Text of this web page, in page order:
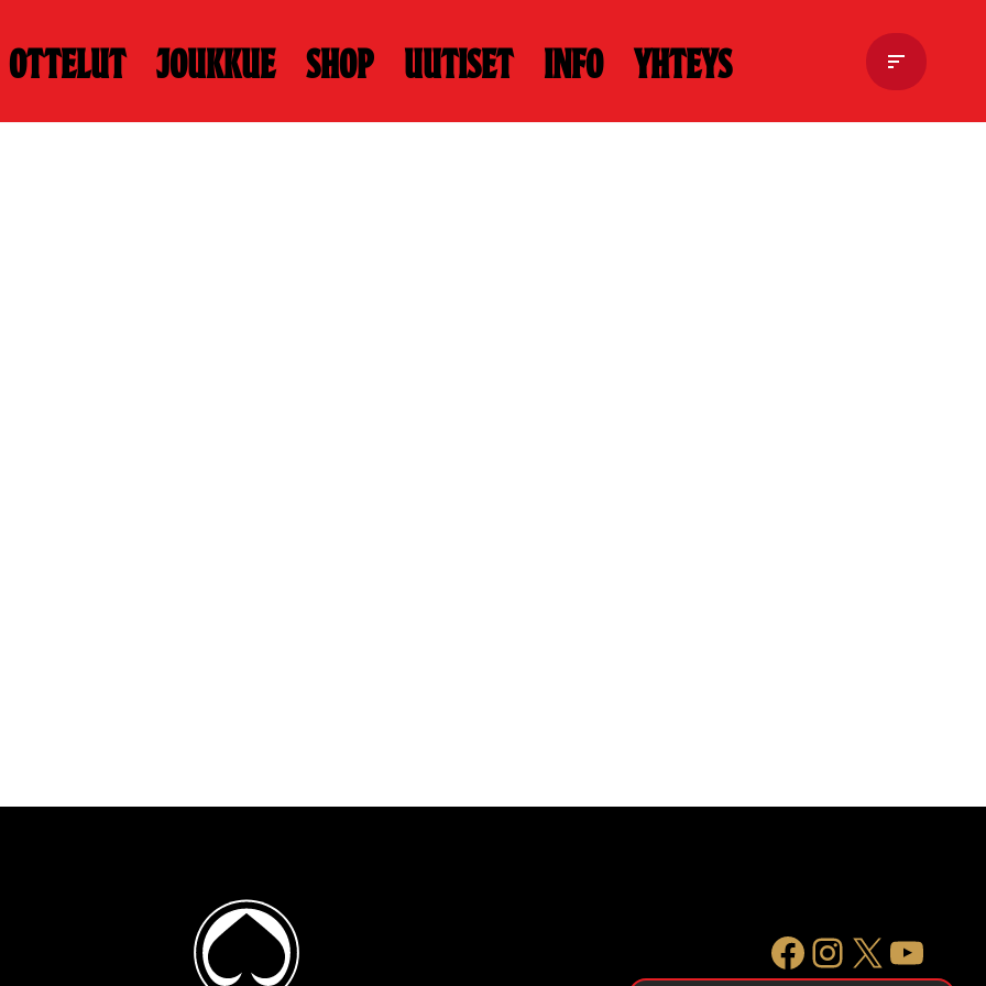
Ottelut Joukkue Shop Uutiset Info Yhteys